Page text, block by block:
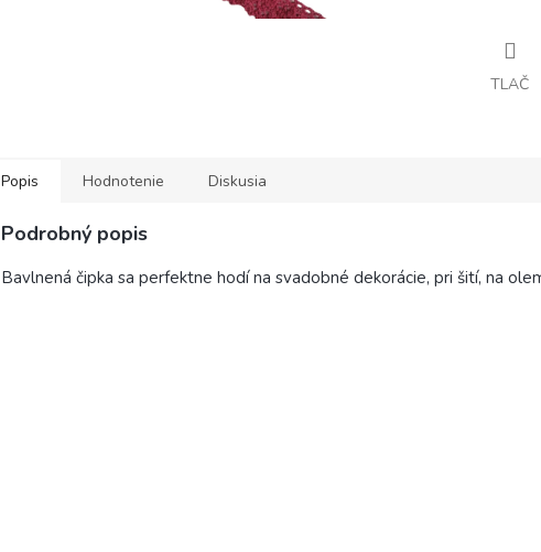
TLAČ
Popis Hodnotenie Diskusia
Podrobný popis
Bavlnená čipka sa perfektne hodí na svadobné dekorácie, pri šití, na